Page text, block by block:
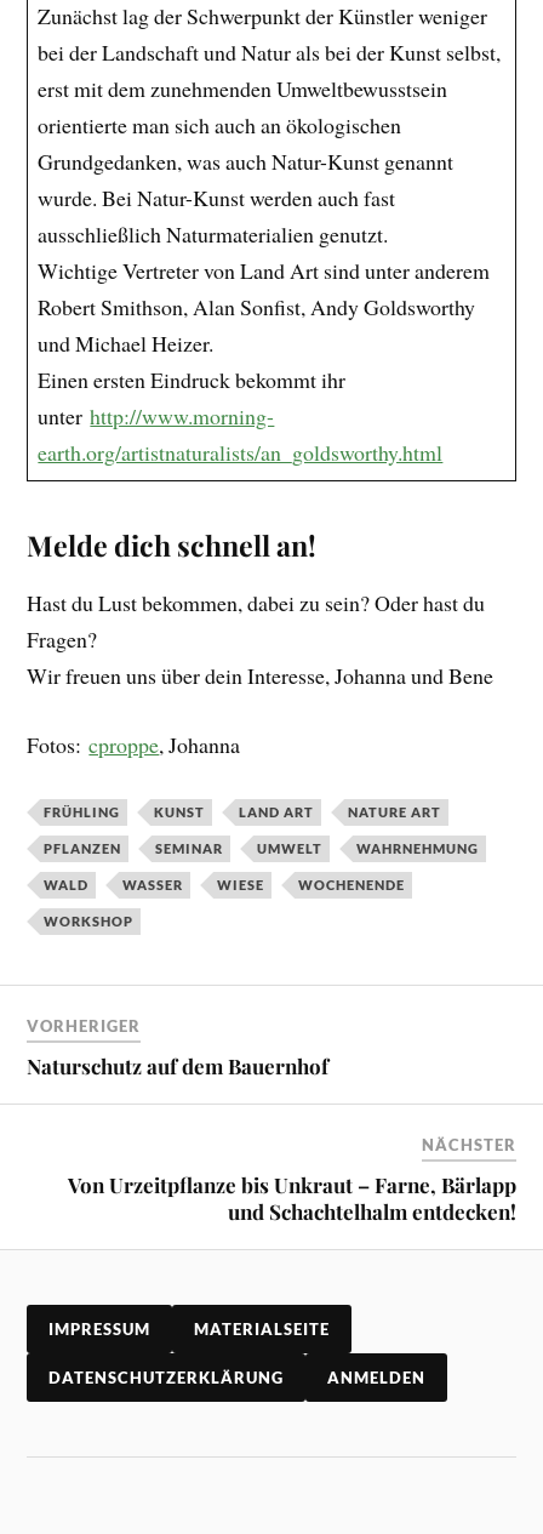
Zunächst lag der Schwerpunkt der Künstler weniger
bei der Landschaft und Natur als bei der Kunst selbst,
erst mit dem zunehmenden Umweltbewusstsein
orientierte man sich auch an ökologischen
Grundgedanken, was auch Natur-Kunst genannt
wurde. Bei Natur-Kunst werden auch fast
ausschließlich Naturmaterialien genutzt.
Wichtige Vertreter von Land Art sind unter anderem
Robert Smithson, Alan Sonfist, Andy Goldsworthy
und Michael Heizer.
Einen ersten Eindruck bekommt ihr
unterhttp://www.morning-
earth.org/artistnaturalists/an_goldsworthy.html
Melde dich schnell an!
Hast du Lust bekommen, dabei zu sein? Oder hast du
Fragen?
Wir freuen uns über dein Interesse, Johanna und Bene
Fotos:cproppe, Johanna
FRÜHLING KUNST LAND ART NATURE ART
PFLANZEN SEMINAR UMWELT WAHRNEHMUNG
WALD WASSER WIESE WOCHENENDE
WORKSHOP
VORHERIGER
Naturschutz auf dem Bauernhof
NÄCHSTER
Von Urzeitpflanze bis Unkraut – Farne, Bärlapp
und Schachtelhalm entdecken!
IMPRESSUM MATERIALSEITE
DATENSCHUTZERKLÄRUNG ANMELDEN